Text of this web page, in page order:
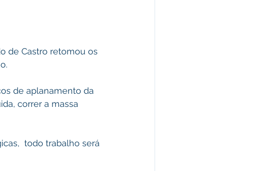
de Castro retomou os
de aplanamento da
correr a massa
todo trabalho será